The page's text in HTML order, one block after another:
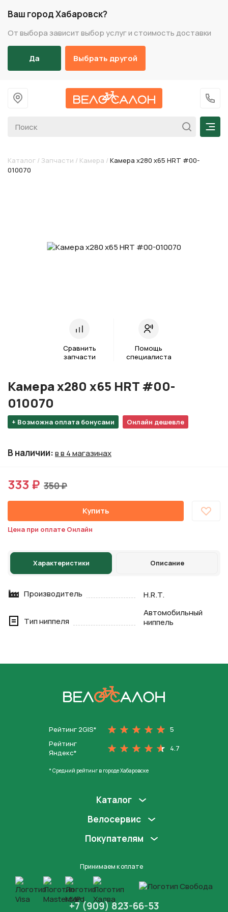
Ваш город Хабаровск?
От выбора зависит выбор услуг и стоимость доставки
Да Выбрать другой
На главную
+7
Каталог / Запчасти / Камера / Камера х280 х65 HRT #00-
010070
Сравнить
запчасти
Помощь
специалиста
+ Возможна оплата бонусами Онлайн дешевле
Камера х280 х65 HRT #00-
010070
В наличии:в в 4 магазинах
333 ₽ 350 ₽
Купить
Цена при оплате Онлайн
Характеристики Описание
Производитель H.R.T.
Тип ниппеля
Автомобильный
ниппель
Рейтинг 2GIS*
5
Рейтинг
Яндекс*
4.7
* Средний рейтинг в городе Хабаровске
Каталог
Велосервис
Покупателям
Принимаем к оплате
+7 (909) 823-66-53